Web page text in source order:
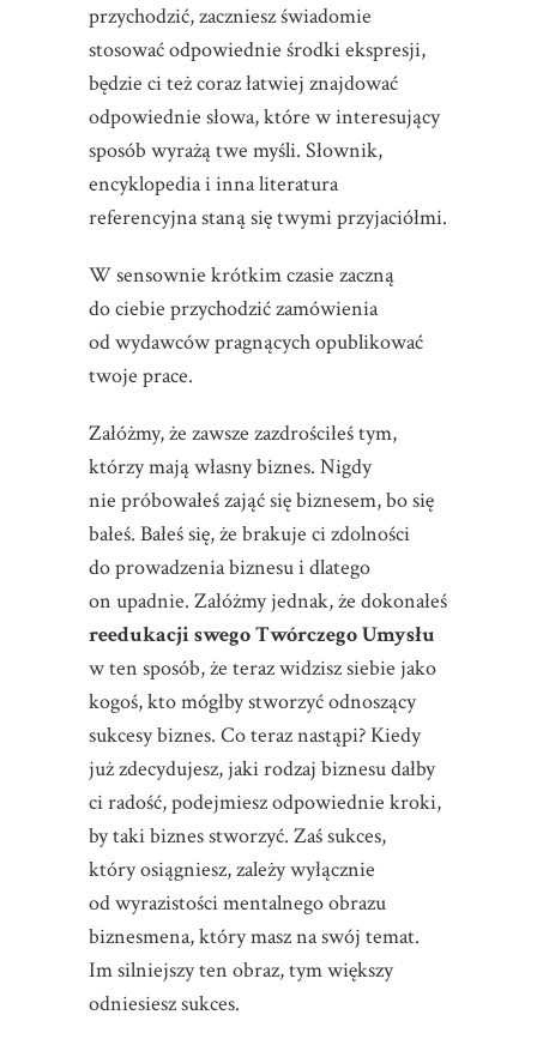
przychodzić, zaczniesz świadomie
stosować odpowiednie środki ekspresji,
będzie ci też coraz łatwiej znajdować
odpowiednie słowa, które w interesujący
sposób wyrażą twe myśli. Słownik,
encyklopedia i inna literatura
referencyjna staną się twymi przyjaciółmi.
W sensownie krótkim czasie zaczną
do ciebie przychodzić zamówienia
od wydawców pragnących opublikować
twoje prace.
Załóżmy, że zawsze zazdrościłeś tym,
którzy mają własny biznes. Nigdy
nie próbowałeś zająć się biznesem, bo się
bałeś. Bałeś się, że brakuje ci zdolności
do prowadzenia biznesu i dlatego
on upadnie. Załóżmy jednak, że dokonałeś
reedukacji swego Twórczego Umysłu
w ten sposób, że teraz widzisz siebie jako
kogoś, kto mógłby stworzyć odnoszący
sukcesy biznes. Co teraz nastąpi? Kiedy
już zdecydujesz, jaki rodzaj biznesu dałby
ci radość, podejmiesz odpowiednie kroki,
by taki biznes stworzyć. Zaś sukces,
który osiągniesz, zależy wyłącznie
od wyrazistości mentalnego obrazu
biznesmena, który masz na swój temat.
Im silniejszy ten obraz, tym większy
odniesiesz sukces.